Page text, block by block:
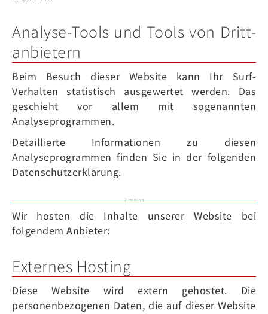
Analyse-Tools und Tools von Dritt­
anbietern
Beim Besuch dieser Website kann Ihr Surf-
Verhalten statistisch ausgewertet werden. Das
geschieht vor allem mit sogenannten
Analyseprogrammen.
Detaillierte Informationen zu diesen
Analyseprogrammen finden Sie in der folgenden
Datenschutzerklärung.
2. Hosting
Wir hosten die Inhalte unserer Website bei
folgendem Anbieter:
Externes Hosting
Diese Website wird extern gehostet. Die
personenbezogenen Daten, die auf dieser Website